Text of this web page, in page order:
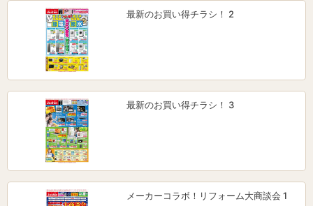
最新のお買い得チラシ！ 2
最新のお買い得チラシ！ 3
メーカーコラボ！リフォーム大商談会 1